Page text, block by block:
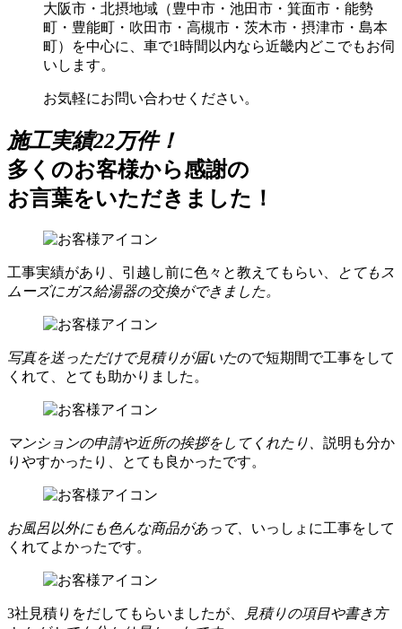
大阪市・北摂地域（豊中市・池田市・箕面市・能勢
町・豊能町・吹田市・高槻市・茨木市・摂津市・島本
町）を中心に、車で1時間以内なら近畿内どこでもお伺
いします。
お気軽にお問い合わせください。
施工実績22万件！
多くのお客様から感謝の
お言葉をいただきました！
工事実績があり、引越し前に色々と教えてもらい、
とてもス
ムーズにガス給湯器の交換ができました。
写真を送っただけで見積りが届いたので短期間で工事をして
くれて、とても助かりました。
マンションの申請や近所の挨拶をしてくれたり、 説明も分か
りやすかったり、とても良かったです。
お風呂以外にも色んな商品があって、 いっしょに工事をして
くれてよかったです。
3社見積りをだしてもらいましたが、
見積りの項目や書き方